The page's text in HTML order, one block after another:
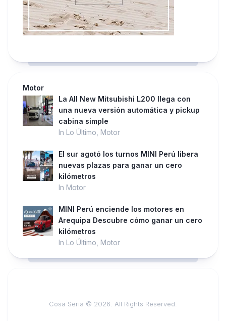
Motor
La All New Mitsubishi L200 llega con
una nueva versión automática y pickup
cabina simple
In Lo Último, Motor
El sur agotó los turnos MINI Perú libera
nuevas plazas para ganar un cero
kilómetros
In Motor
MINI Perú enciende los motores en
Arequipa Descubre cómo ganar un cero
kilómetros
In Lo Último, Motor
Cosa Seria © 2026. All Rights Reserved.